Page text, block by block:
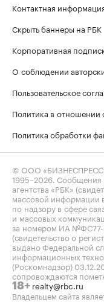
Контактная
Скрыть баннеры на РБК
Корпоративная
О соблюдении
Пользовательское
Политика в отношении
Политика обработки
© ООО
1995–2026 .
агентства «РБК»
массовой информации
по надзору в сфере
и массовых
за номером ИА №ФС77-
(свидетельство о
выдано Федеральной
информационных
(Роскомнадзор)
сопровождаются
18+ realty@rbc.ru
Владельцем сайта